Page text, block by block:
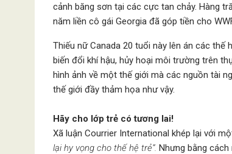
cảnh băng sơn tại các cực tan chảy. Hàng
năm liền cô gái Georgia đã góp tiền cho
Thiếu nữ Canada 20 tuổi này lên án các
biến đổi khí hậu, hủy hoại môi trường trên
hình ảnh về một thế giới mà các nguồn tài
thế giới đầy thảm họa như vậy.
Hãy cho lớp trẻ có tương lai!
Xã luận Courrier International khép lại với
lại hy vọng cho thế hệ trẻ”. Nhưng bằng cách